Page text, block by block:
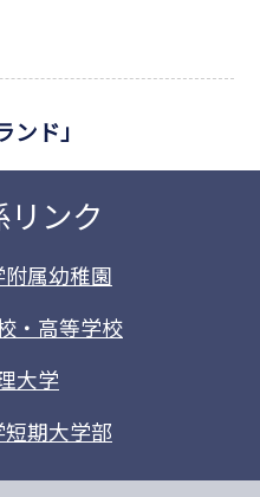
ド」
ンク
属幼稚園
・高等学校
大学
期大学部